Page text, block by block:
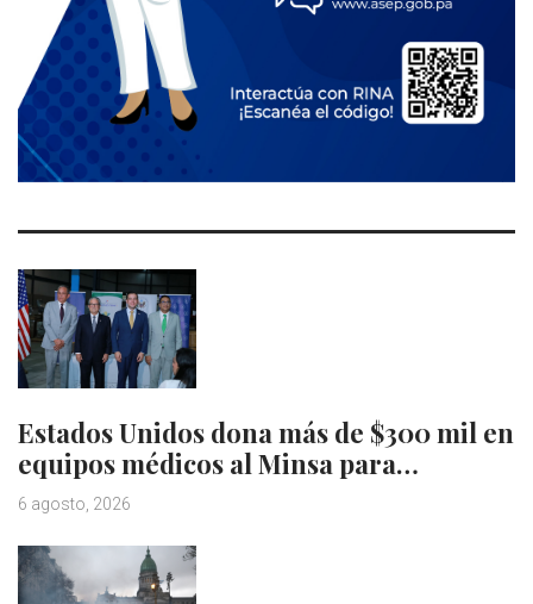
Estados Unidos dona más de $300 mil en
equipos médicos al Minsa para…
6 agosto, 2026